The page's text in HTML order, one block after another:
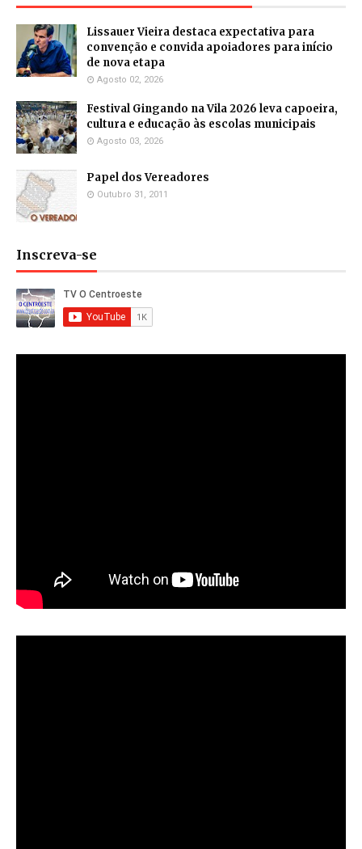
Lissauer Vieira destaca expectativa para
convenção e convida apoiadores para início
de nova etapa
Agosto 02, 2026
Festival Gingando na Vila 2026 leva capoeira,
cultura e educação às escolas municipais
Agosto 03, 2026
Papel dos Vereadores
Outubro 31, 2011
Inscreva-se